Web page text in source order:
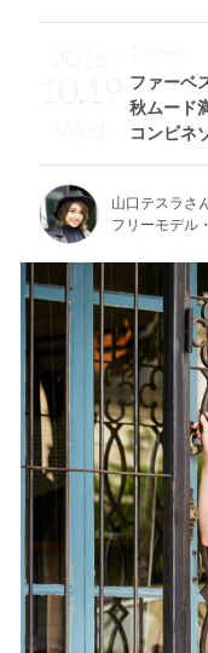
2016
10.19
Wed
ファーベ
秋ムード
コンビネ
Theme
山口テスラさ
フリーモデル